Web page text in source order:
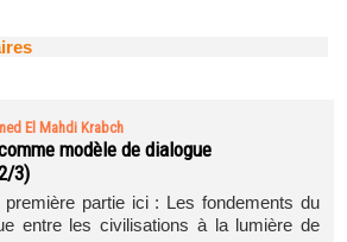
El Mahdi Krabch
modèle de dialogue
3)
première partie ici : Les fondements du
entre les civilisations à la lumière de